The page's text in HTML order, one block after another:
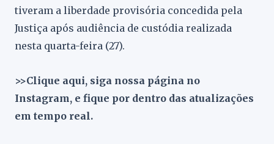
tiveram a liberdade provisória concedida pela
Justiça após audiência de custódia realizada
nesta quarta-feira (27).
>>Clique aqui, siga nossa página no
Instagram, e fique por dentro das atualizações
em tempo real.